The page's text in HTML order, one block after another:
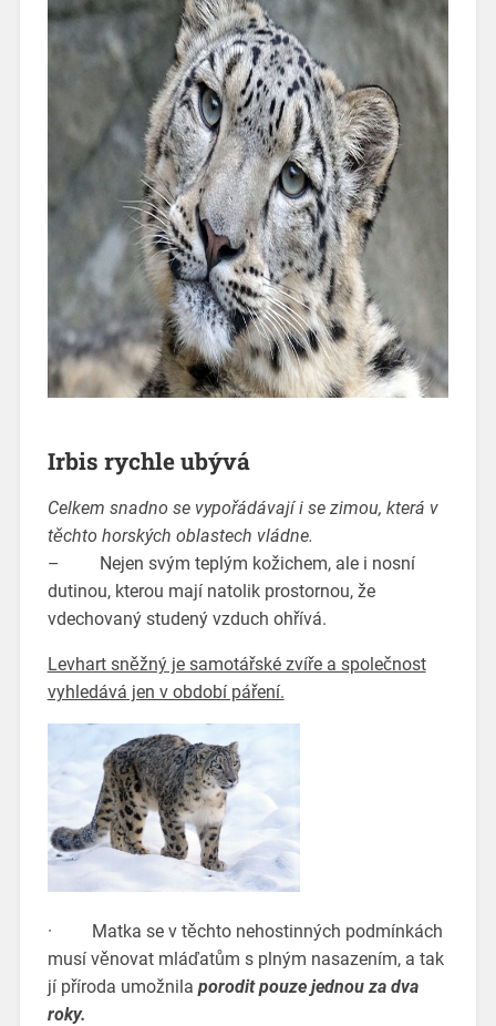
Irbis rychle ubývá
Celkem snadno se vypořádávají i se zimou, která v
těchto horských oblastech vládne.
– Nejen svým teplým kožichem, ale i nosní
dutinou, kterou mají natolik prostornou, že
vdechovaný studený vzduch ohřívá.
Levhart sněžný je samotářské zvíře a společnost
vyhledává jen v období páření.
· Matka se v těchto nehostinných podmínkách
musí věnovat mláďatům s plným nasazením, a tak
jí příroda umožnila porodit pouze jednou za dva
roky.